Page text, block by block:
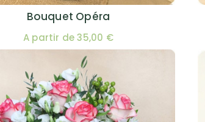
Bouquet Opéra
A partir de 35,00 €